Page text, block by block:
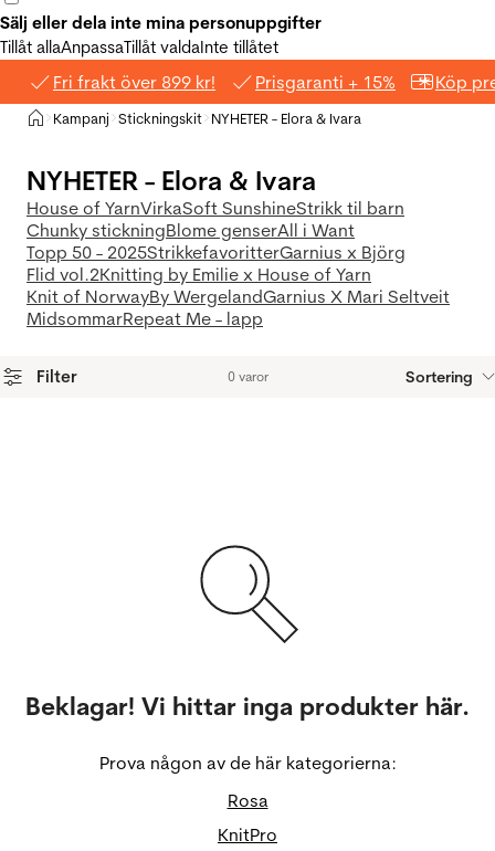
Sälj eller dela inte mina personuppgifter
Tillåt allaAnpassaTillåt valdaInte tillåtet
Fri frakt över 899 kr! Prisgaranti + 15% Köp
Hem
>Kampanj >Stickningskit >NYHETER - Elora & Ivara
NYHETER - Elora & Ivara
House of YarnVirkaSoft SunshineStrikk til barn
Chunky stickningBlome genserAll i Want
Topp 50 - 2025StrikkefavoritterGarnius x Björg
Flid vol.2Knitting by Emilie x House of Yarn
Knit of NorwayBy WergelandGarnius X Mari Seltveit
MidsommarRepeat Me - lapp
Filter 0 varor Sortering
Beklagar! Vi hittar inga produkter här.
Prova någon av de här kategorierna:
Rosa
KnitPro